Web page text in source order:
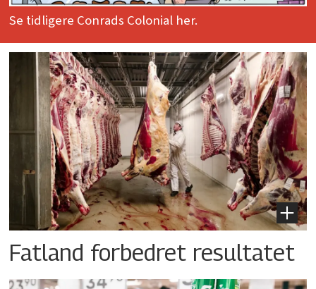
Se tidligere Conrads Colonial her.
Fatland forbedret resultatet